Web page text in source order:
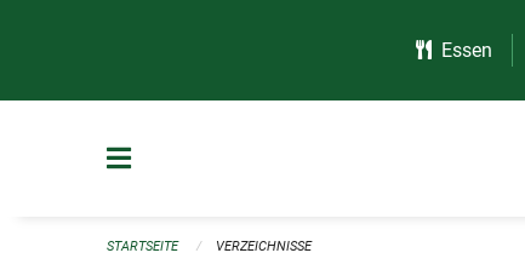
Essen
STARTSEITE VERZEICHNISSE